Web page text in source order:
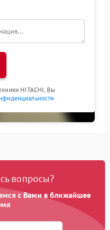
HITACHI, Вы
вопросы?
с Вами в ближайшее